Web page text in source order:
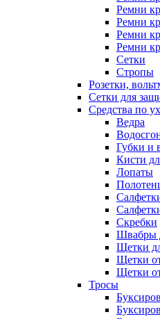
Ремни
Ремни
Ремни
Ремни
Сетки
Стропы
Розетки,
Сетки для
Средства по
Ведра
Губки и
Кисти
Лопаты
Скребки
Швабры
Щетки
Щетки
Щетки
Тросы